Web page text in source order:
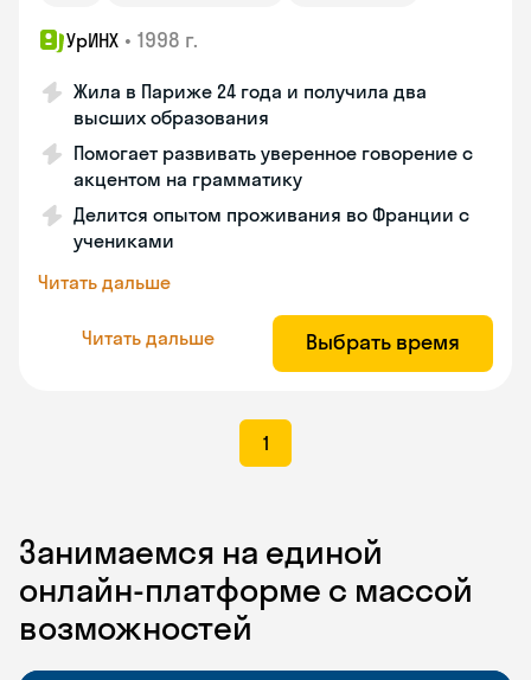
УрИНХ • 1998 г.
Жила в Париже 24 года и получила два
высших образования
Помогает развивать уверенное говорение с
акцентом на грамматику
Делится опытом проживания во Франции с
учениками
Читать дальше
Читать дальше Выбрать время
1
Занимаемся на единой
онлайн-платформе с массой
возможностей